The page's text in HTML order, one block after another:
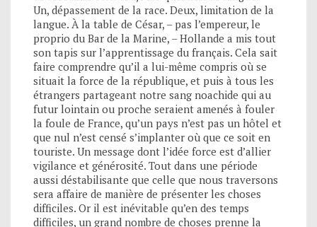
Un, dépassement de la race. Deux, limitation de la
langue. À la table de César, – pas l’empereur, le
proprio du Bar de la Marine, – Hollande a mis tout
son tapis sur l’apprentissage du français. Cela sait
faire comprendre qu’il a lui-même compris où se
situait la force de la république, et puis à tous les
étrangers partageant notre sang noachide qui au
futur lointain ou proche seraient amenés à fouler
la foule de France, qu’un pays n’est pas un hôtel et
que nul n’est censé s’implanter où que ce soit en
touriste. Un message dont l’idée force est d’allier
vigilance et générosité. Tout dans une période
aussi déstabilisante que celle que nous traversons
sera affaire de manière de présenter les choses
difficiles. Or il est inévitable qu’en des temps
difficiles, un grand nombre de choses prenne la